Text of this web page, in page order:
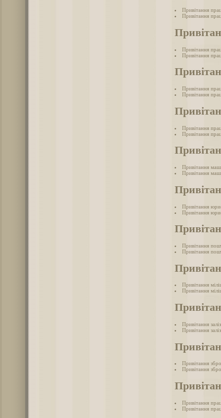
Привітання
Привітання
Привітання
Привітання
Привітання
Привітання
Привітання
Привітання
Привітання
Привітання
Привітання
Привітання
Привітання
Привітання
Привітання
Привітання
Привітання
Привітання
Привітання
Привітання
Привітання
Привітання